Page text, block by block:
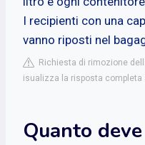
I recipienti con una
vanno riposti nel
Richiesta di rimozione
isualizza la risposta completa
Quanto